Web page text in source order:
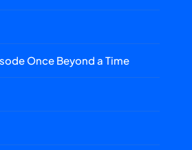
Once Beyond a Time